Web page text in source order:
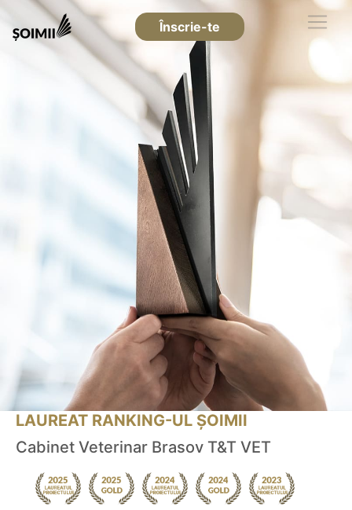
Înscrie-te
LAUREAT RANKING-UL ȘOIMII
Cabinet Veterinar Brasov T&T VET